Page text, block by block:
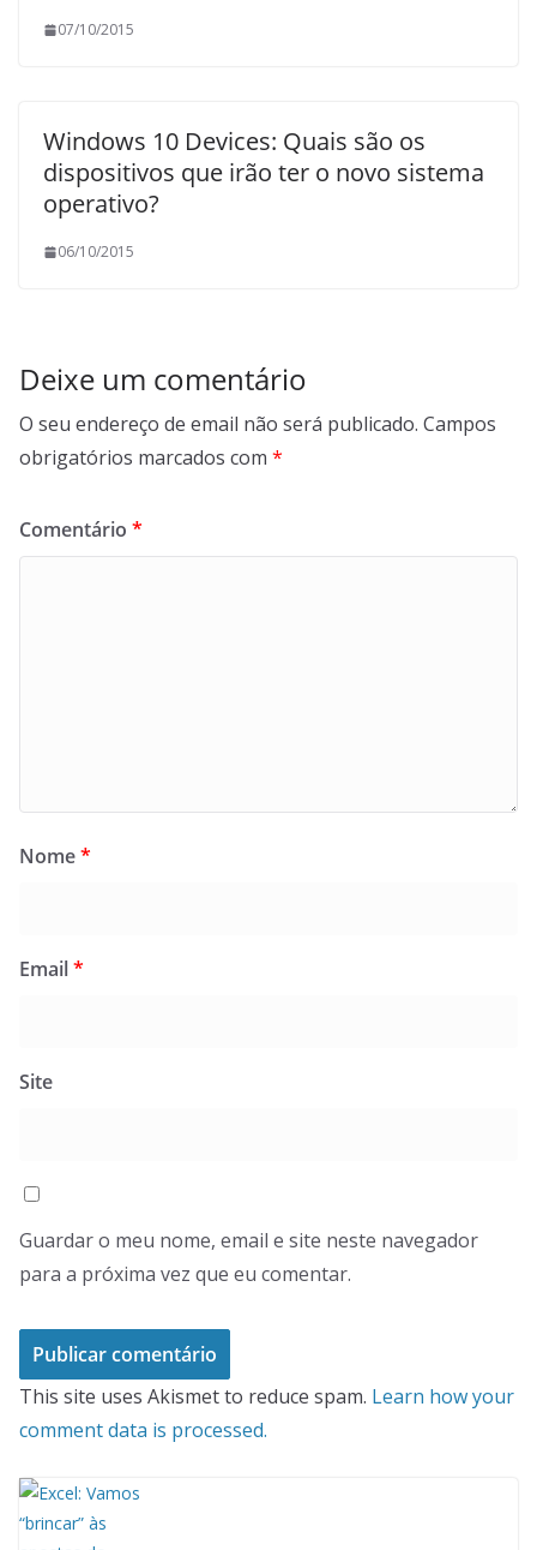
07/10/2015
Windows 10 Devices: Quais são os
dispositivos que irão ter o novo sistema
operativo?
06/10/2015
Deixe um comentário
O seu endereço de email não será publicado. Campos
obrigatórios marcados com *
Comentário *
Nome*
Email*
Site
Guardar o meu nome, email e site neste navegador
para a próxima vez que eu comentar.
This site uses Akismet to reduce spam. Learn how your
comment data is processed.